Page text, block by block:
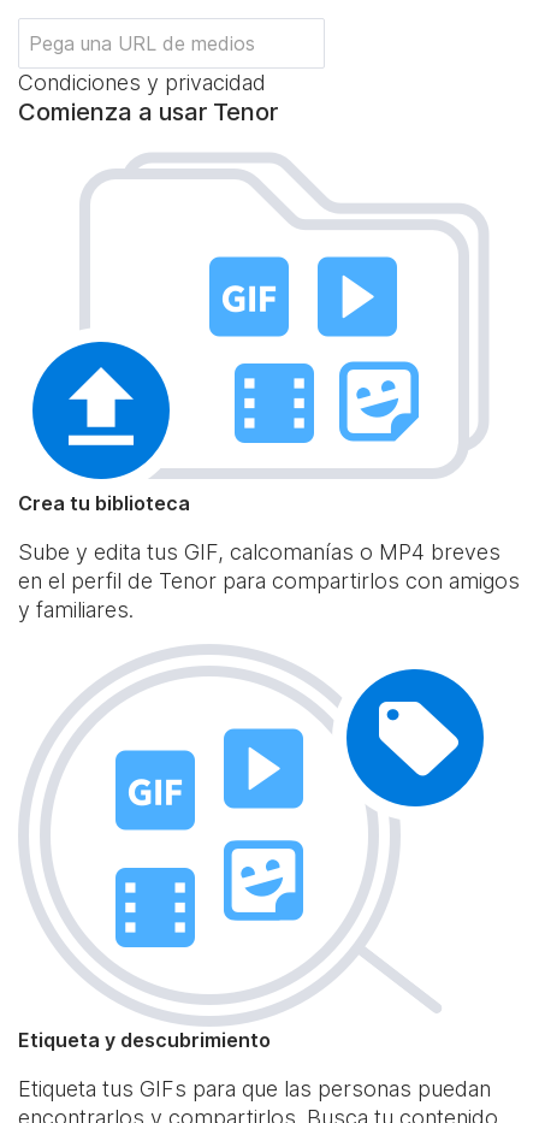
Condiciones y privacidad
Comienza a usar Tenor
Crea tu biblioteca
Sube y edita tus GIF, calcomanías o MP4 breves
en el perfil de Tenor para compartirlos con amigos
y familiares.
Etiqueta y descubrimiento
Etiqueta tus GIFs para que las personas puedan
encontrarlos y compartirlos. Busca tu contenido